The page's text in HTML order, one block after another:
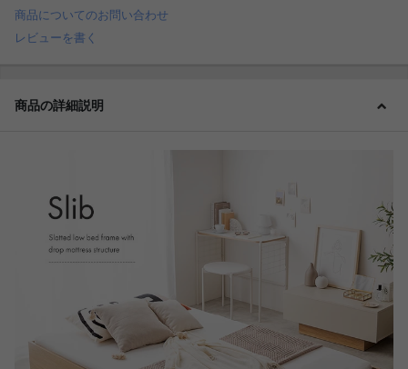
商品についてのお問い合わせ
レビューを書く
商品の詳細説明